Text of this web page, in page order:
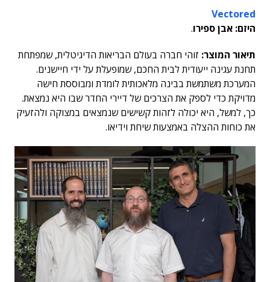
Vectored
היזם: אבן ספירו.
תיאור המוצר: זוהי חברה בעולם הבריאות הדיגיטלית, שמפתחת
תחנת עגינה ייעודית לבית החכם, שמופעלת על ידי חיישנים.
המערכת משתמשת בבינה מלאכותית לומדת ומבוססת חישה
מדויקת כדי לספק את הצרכים של דיירי החדר שבו היא נמצאת.
כך, למשל, היא יכולה לזהות קשישים שנמצאים במצוקה ולהזעיק
את כוחות ההצלה באמצעות שיחת וידיאו.